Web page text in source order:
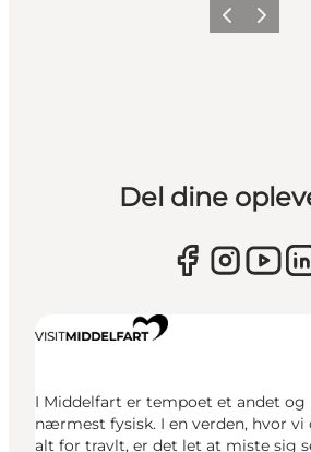
ForrigeNæste
Del dine
I Middelfart er tempoet et andet og
nærmest fysisk. I en verden, hvor vi
alt for travlt, er det let at miste sig